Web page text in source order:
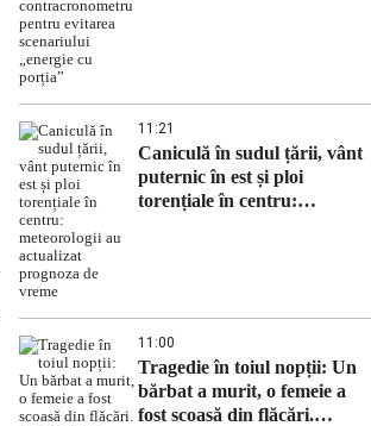
11:21
Caniculă în sudul țării, vânt
puternic în est și ploi
torențiale în centru:
11:00
Tragedie în toiul nopții: Un
bărbat a murit, o femeie a
fost scoasă din flăcări.